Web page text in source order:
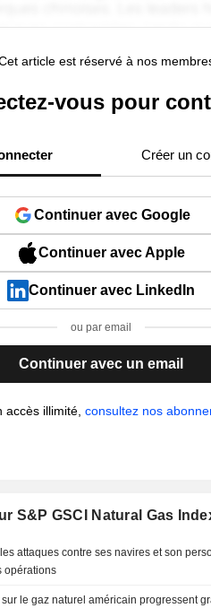
article est réservé à nos
vous pour
Créer un
Continuer avec Google
Continuer avec Apple
Continuer avec LinkedIn
ou par email
Continuer avec un email
accès illimité,consultez nos
S&P GSCI Natural Gas
attaques contre ses navires et son
opérations
sur le gaz naturel américain progressent